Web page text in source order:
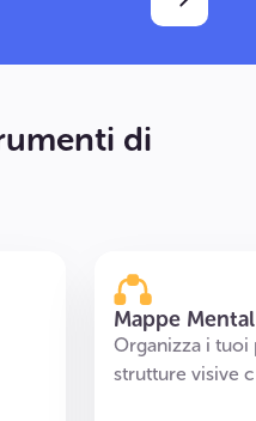
di
Mappe
Organizza i tuoi
strutture visive